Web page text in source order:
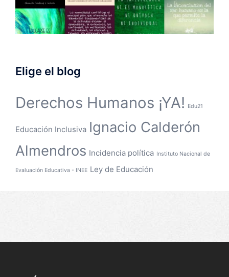
Elige el blog
Derechos Humanos ¡YA! Edu21
Educación Inclusiva Ignacio Calderón
Almendros Incidencia política Instituto Nacional de
Evaluación Educativa - INEE Ley de Educación